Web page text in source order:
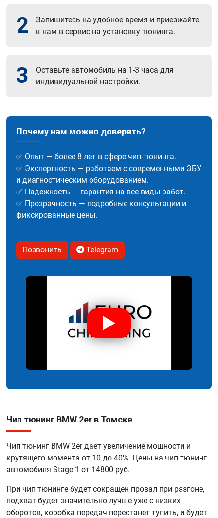
2
Запишитесь на удобное время и приезжайте
к нам в сервис на установку тюнинга.
3
Оставьте автомобиль на 1-3 часа для
индивидуальной настройки.
Почему нам можно доверять?
✅ Опыт — более 8 лет в сфере чип-тюнинга.
✅ Экспертность — работаем с современными ЭБУ
и диагностическим оборудованием.
✅ Надежность — гарантия на все виды работ.
✅ Прозрачность — подробные консультации и
фиксированные цены.
Позвонить Telegram
Чип тюнинг BMW 2er в Томске
Чип тюнинг BMW 2er дает увеличение мощности и
крутящего момента от 10 до 40%. Цены на чип тюнинг
автомобиля Stage 1 от 14800 руб.
При чип тюнинге будет сокращен провал при разгоне,
подхват будет значительно лучше уже с низких
оборотов, коробка передач перестанет тупить, и будет